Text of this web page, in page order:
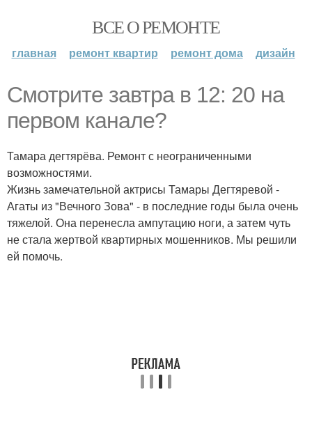
ВСЕ О РЕМОНТЕ
главная ремонт квартир ремонт дома дизайн
Смотрите завтра в 12: 20 на
первом канале?
Тамара дегтярёва. Ремонт с неограниченными
возможностями.
Жизнь замечательной актрисы Тамары Дегтяревой -
Агаты из "Вечного Зова" - в последние годы была очень
тяжелой. Она перенесла ампутацию ноги, а затем чуть
не стала жертвой квартирных мошенников. Мы решили
ей помочь.